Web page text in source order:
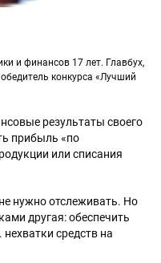
и финансов 17 лет. Главбух,
конкурса «Лучший
результаты своего
прибыль «по
или списания
нужно отслеживать. Но
другая: обеспечить
нехватки средств на